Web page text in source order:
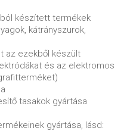
készített termékek
kátrányszurok,
az ezekből készült
és az elektromos
tasakok gyártása
gyártása, lásd: